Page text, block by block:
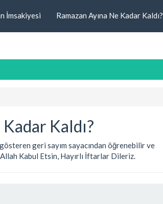
İmsakiyesi Ramazan Ayına Ne Kadar Kaldı?
Kaldı?
geri sayım sayacından öğrenebilir ve
Kabul Etsin, Hayırlı İftarlar Dileriz.